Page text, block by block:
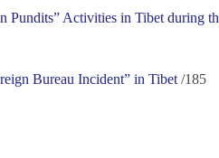
Activities in Tibet during
Bureau Incident” in Tibet /185